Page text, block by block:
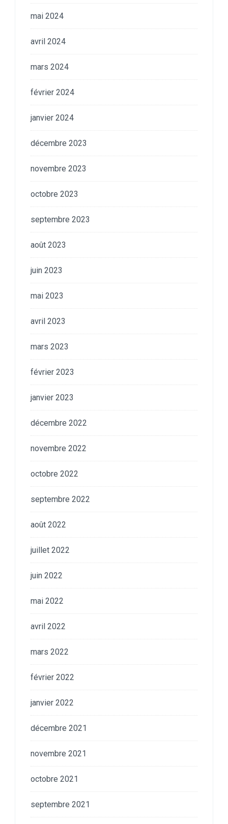
mai 2024
avril 2024
mars 2024
février 2024
janvier 2024
décembre 2023
novembre 2023
octobre 2023
septembre 2023
août 2023
juin 2023
mai 2023
avril 2023
mars 2023
février 2023
janvier 2023
décembre 2022
novembre 2022
octobre 2022
septembre 2022
août 2022
juillet 2022
juin 2022
mai 2022
avril 2022
mars 2022
février 2022
janvier 2022
décembre 2021
novembre 2021
octobre 2021
septembre 2021